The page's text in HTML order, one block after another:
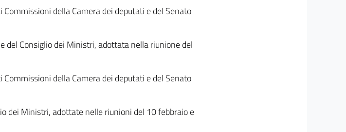
della Camera dei deputati e del Senato
del Consiglio dei Ministri, adottata nella riunione del
della Camera dei deputati e del Senato
dei Ministri, adottate nelle riunioni del 10 febbraio e